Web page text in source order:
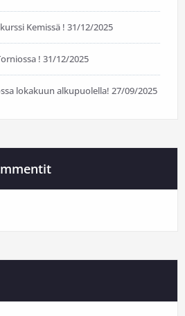
Kemissä ! 31/12/2025
! 31/12/2025
lokakuun alkupuolella! 27/09/2025